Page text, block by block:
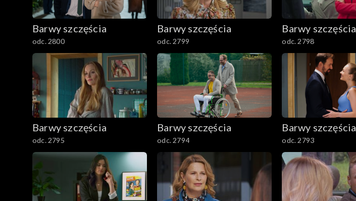
3101-3200
3001-3100
2901-3000
2801–2900
2701–2800
2601–2700
2501–2600
2401–2500
Barwy szczęścia
odc. 2800
Barwy szczęścia
odc. 2799
Barwy szczęścia
odc. 2798
Barwy szczęścia
odc. 2795
Barwy szczęścia
odc. 2794
Barwy szczęścia
odc. 2793